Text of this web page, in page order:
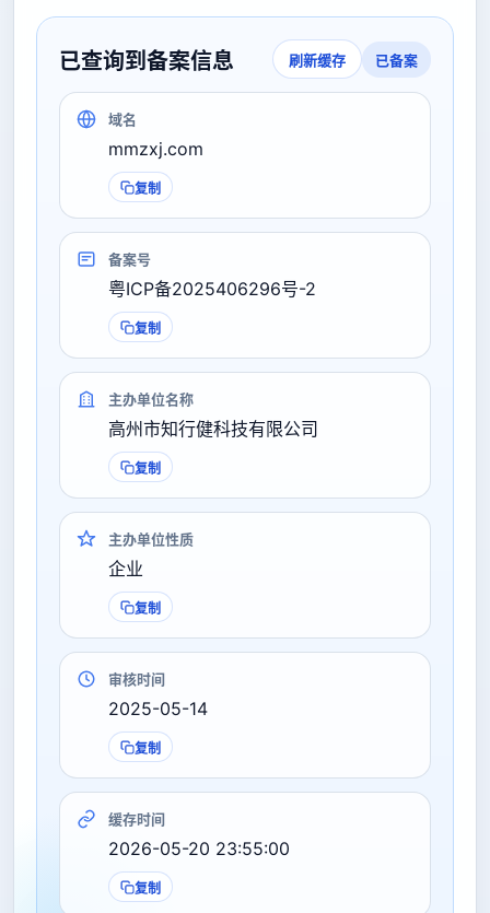
已查询到备案信息 刷新缓存 已备案
域名
mmzxj.com
复制
备案号
粤ICP备2025406296号-2
复制
主办单位名称
高州市知行健科技有限公司
复制
主办单位性质
企业
复制
审核时间
2025-05-14
复制
缓存时间
2026-05-20 23:55:00
复制